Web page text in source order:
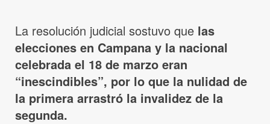
La resolución judicial sostuvo que las
elecciones en Campana y la nacional
celebrada el 18 de marzo eran
“inescindibles”, por lo que la nulidad de
la primera arrastró la invalidez de la
segunda.